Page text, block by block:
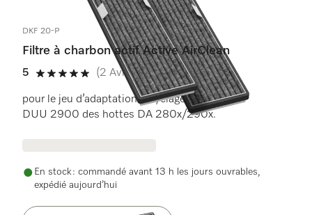
DKF 20-P
Filtre à charbon actif Active AirClean
5
5 étoiles sur 5
(2 Avis)
pour le jeu d’adaptation recyclage Miele
DUU 2900 des hottes DA 280x/290x.
En stock : commandé avant 13 h les jours ouvrables,
expédié aujourd’hui